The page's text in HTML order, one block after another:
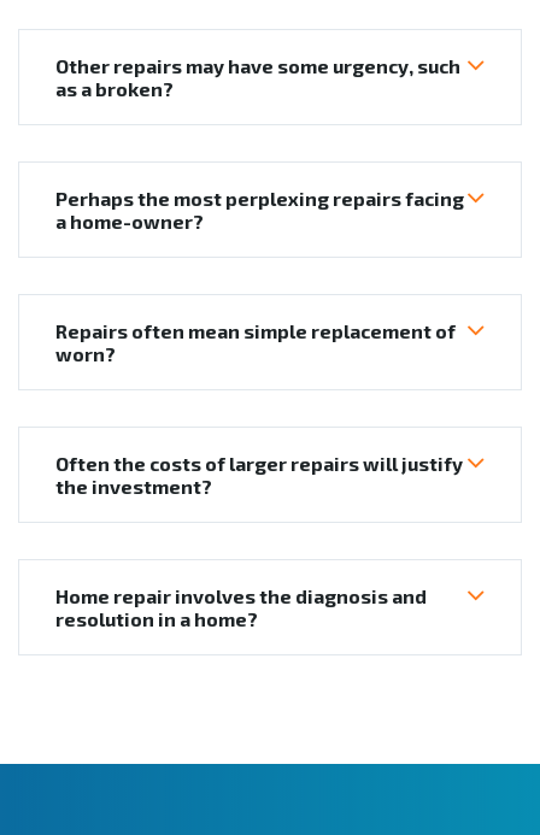
Other repairs may have some urgency, such
as a broken?
Perhaps the most perplexing repairs facing
a home-owner?
Repairs often mean simple replacement of
worn?
Often the costs of larger repairs will justify
the investment?
Home repair involves the diagnosis and
resolution in a home?